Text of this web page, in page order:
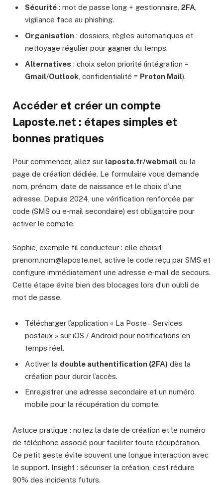
Sécurité : mot de passe long + gestionnaire, 2FA,
vigilance face au phishing.
Organisation : dossiers, règles automatiques et
nettoyage régulier pour gagner du temps.
Alternatives : choix selon priorité (intégration =
Gmail/Outlook , confidentialité = Proton Mail).
Accéder et créer un compte
Laposte.net : étapes simples et
bonnes pratiques
Pour commencer, allez sur laposte.fr/webmail ou la
page de création dédiée. Le formulaire vous demande
nom, prénom, date de naissance et le choix d’une
adresse. Depuis 2024, une vérification renforcée par
code (SMS ou e‑mail secondaire) est obligatoire pour
activer le compte.
Sophie, exemple fil conducteur : elle choisit
prenom.nom@laposte.net , active le code reçu par SMS et
configure immédiatement une adresse e‑mail de secours.
Cette étape évite bien des blocages lors d’un oubli de
mot de passe.
Télécharger l’application « La Poste – Services
postaux » sur iOS / Android pour notifications en
temps réel.
Activer la double authentification (2FA) dès la
création pour durcir l’accès.
Enregistrer une adresse secondaire et un numéro
mobile pour la récupération du compte.
Astuce pratique : notez la date de création et le numéro
de téléphone associé pour faciliter toute récupération.
Ce petit geste évite souvent une longue interaction avec
le support. Insight : sécuriser la création, c’est réduire
90% des incidents futurs.